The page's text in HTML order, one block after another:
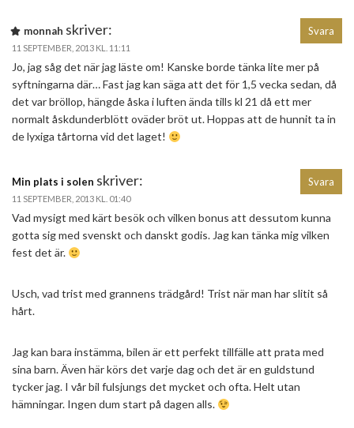
monnah skriver:
11 SEPTEMBER, 2013 KL. 11:11
Jo, jag såg det när jag läste om! Kanske borde tänka lite mer på
syftningarna där… Fast jag kan säga att det för 1,5 vecka sedan, då
det var bröllop, hängde åska i luften ända tills kl 21 då ett mer
normalt åskdunderblött oväder bröt ut. Hoppas att de hunnit ta in
de lyxiga tårtorna vid det laget!
Svara
Min plats i solen skriver:
11 SEPTEMBER, 2013 KL. 01:40
Vad mysigt med kärt besök och vilken bonus att dessutom kunna
gotta sig med svenskt och danskt godis. Jag kan tänka mig vilken
fest det är.
Usch, vad trist med grannens trädgård! Trist när man har slitit så
hårt.
Jag kan bara instämma, bilen är ett perfekt tillfälle att prata med
sina barn. Även här körs det varje dag och det är en guldstund
tycker jag. I vår bil fulsjungs det mycket och ofta. Helt utan
hämningar. Ingen dum start på dagen alls.
Svara